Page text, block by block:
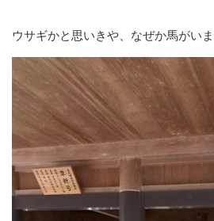
ウサギかと思いきや、なぜか馬がい